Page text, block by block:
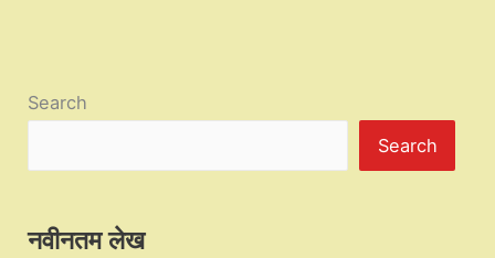
Search
Search
नवीनतम लेख